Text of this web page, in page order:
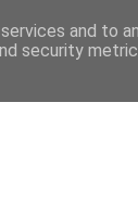
and to
security